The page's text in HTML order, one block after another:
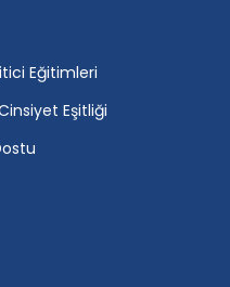
Eğitimleri
Eşitliği